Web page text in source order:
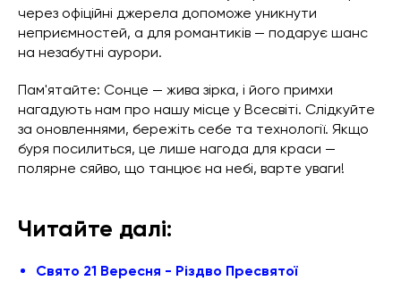
через офіційні джерела допоможе уникнути
неприємностей, а для романтиків — подарує шанс
на незабутні аурори.
Пам'ятайте: Сонце — жива зірка, і його примхи
нагадують нам про нашу місце у Всесвіті. Слідкуйте
за оновленнями, бережіть себе та технології. Якщо
буря посилиться, це лише нагода для краси —
полярне сяйво, що танцює на небі, варте уваги!
Читайте далі:
Свято 21 Вересня - Різдво Пресвятої